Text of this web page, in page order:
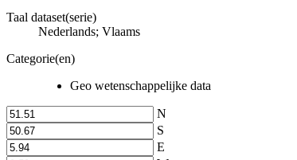
Taal dataset(serie)
Nederlands; Vlaams
Categorie(en)
Geo wetenschappelijke data
N
S
E